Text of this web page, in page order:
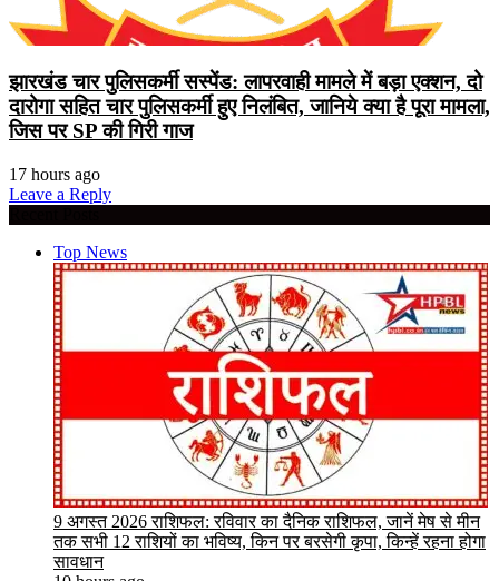
झारखंड चार पुलिसकर्मी सस्पेंड: लापरवाही मामले में बड़ा एक्शन, दो
दारोगा सहित चार पुलिसकर्मी हुए निलंबित, जानिये क्या है पूरा मामला,
जिस पर SP की गिरी गाज
17 hours ago
Leave a Reply
Top News
9 अगस्त 2026 राशिफल: रविवार का दैनिक राशिफल, जानें मेष से मीन
तक सभी 12 राशियों का भविष्य, किन पर बरसेगी कृपा, किन्हें रहना होगा
सावधान